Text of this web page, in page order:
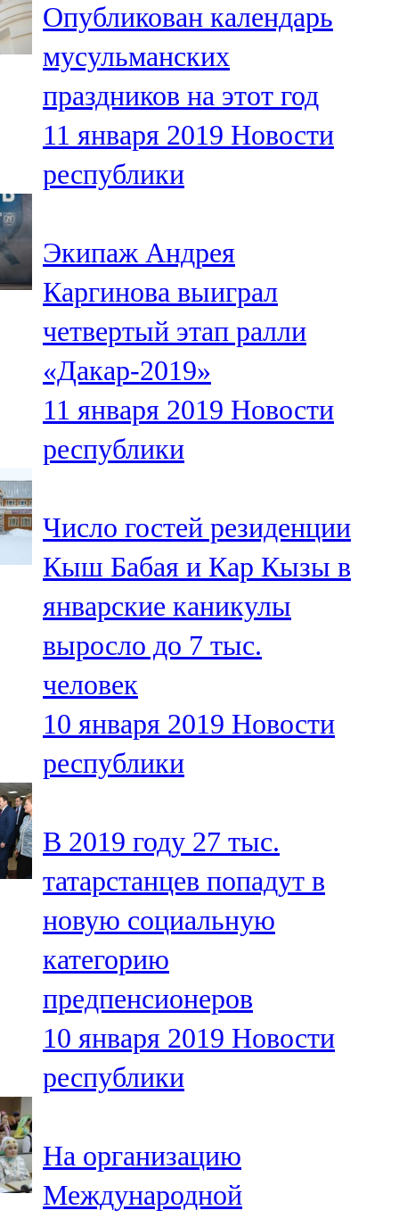
Мамадыш
106,2 FM
Минзәлә
107,3 FM
Мөслим
Нурлат
104,7 FM
Олы Әтнә
71,42 FM
Сарман
107,8 FM
106,1 FM
Түбән Кама
102,6 FM
Чирмешән
107,7 FM
Чистай
103,0 FM
91,0 FM
Шәмәрдән
102,3 FM
Яңа чишмә
107,0 FM
Яр Чаллы
105,5 FM
Опубликован календарь
мусульманских
праздников на этот год
11 января 2019 Новости
республики
Экипаж Андрея
Каргинова выиграл
четвертый этап ралли
«Дакар-2019»
11 января 2019 Новости
республики
Число гостей резиденции
Кыш Бабая и Кар Кызы в
январские каникулы
выросло до 7 тыс.
человек
10 января 2019 Новости
республики
В 2019 году 27 тыс.
татарстанцев попадут в
новую социальную
категорию
предпенсионеров
10 января 2019 Новости
республики
На организацию
Международной